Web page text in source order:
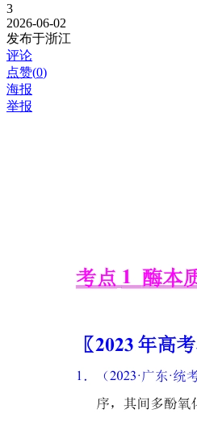
3
2026-06-02
发布于浙江
评论
点赞(0)
海报
举报